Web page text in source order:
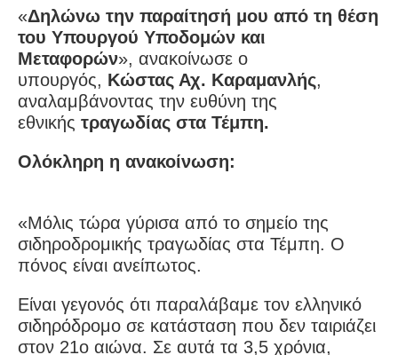
«Δηλώνω την παραίτησή μου από τη θέση
του Υπουργού Υποδομών και
Μεταφορών», ανακοίνωσε ο
υπουργός, Κώστας Αχ. Καραμανλής,
αναλαμβάνοντας την ευθύνη της
εθνικής τραγωδίας στα Τέμπη.
Ολόκληρη η ανακοίνωση:
«Μόλις τώρα γύρισα από το σημείο της
σιδηροδρομικής τραγωδίας στα Τέμπη. Ο
πόνος είναι ανείπωτος.
Είναι γεγονός ότι παραλάβαμε τον ελληνικό
σιδηρόδρομο σε κατάσταση που δεν ταιριάζει
στον 21ο αιώνα. Σε αυτά τα 3,5 χρόνια,